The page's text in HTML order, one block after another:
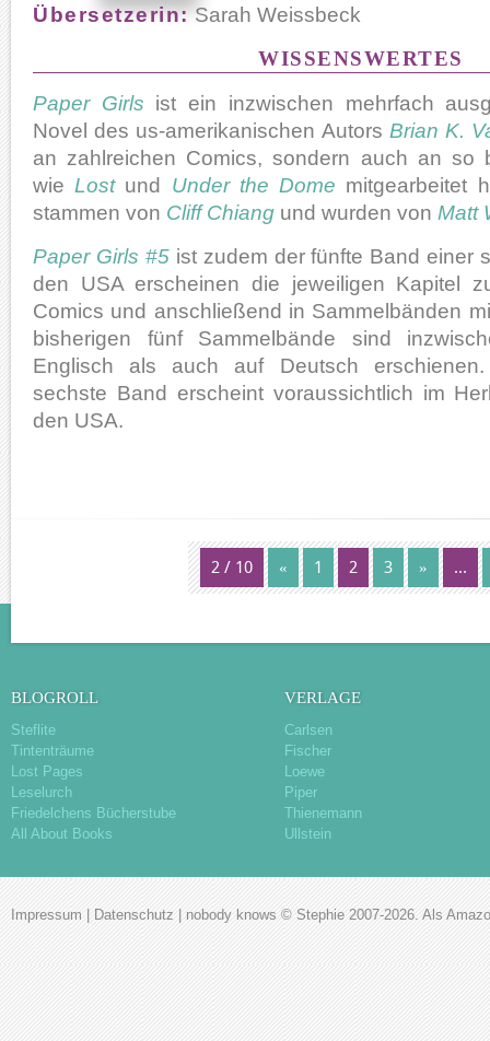
Übersetzerin:Sarah Weissbeck
WISSENSWERTES
Paper Girls ist ein inzwischen mehrfach
Novel des us-amerikanischen Autors Brian K.
an zahlreichen Comics, sondern auch an so
wie Lostund Under the Dome mitgearbeitet
stammen von Cliff Chiang und wurden von Matt
Paper Girls #5ist zudem der fünfte Band einer
den USA erscheinen die jeweiligen Kapitel
Comics und anschließend in Sammelbänden
bisherigen fünf Sammelbände sind
Englisch als auch auf Deutsch
sechste Band erscheint voraussichtlich im
den USA.
2 / 10 « 1 2 3 » ...
BLOGROLL
Steflite
Tintenträume
Lost Pages
Leselurch
Friedelchens Bücherstube
All About Books
VERLAGE
Carlsen
Fischer
Loewe
Piper
Thienemann
Ullstein
Impressum Datenschutz nobody knows © Stephie 2007-2026. Als